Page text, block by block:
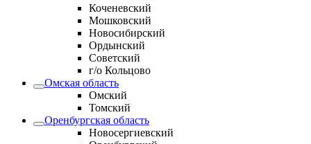
Коченевский
Мошковский
Новосибирский
Ордынский
Советский
г/о Кольцово
Омская область
Омский
Томский
Оренбургская область
Новосергиевский